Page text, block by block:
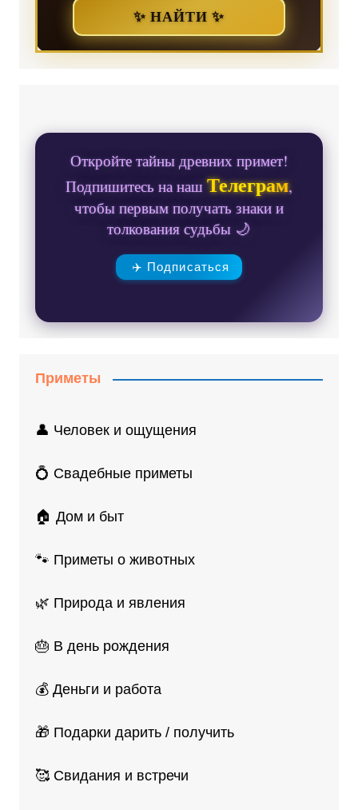
✨ НАЙТИ ✨
Откройте тайны древних примет!
Подпишитесь на нашТелеграм,
чтобы первым получать знаки и
толкования судьбы 🌙
✈️ Подписаться
Приметы
👤 Человек и ощущения
💍 Свадебные приметы
🏠 Дом и быт
🐾 Приметы о животных
🌿 Природа и явления
🎂 В день рождения
💰 Деньги и работа
🎁 Подарки дарить / получить
🥰 Свидания и встречи